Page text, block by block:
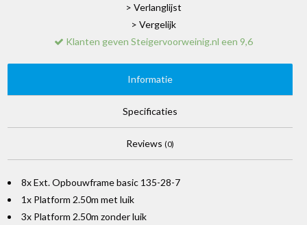
> Verlanglijst
> Vergelijk
Klanten geven Steigervoorweinig.nl een 9,6
Informatie
Specificaties
Reviews (0)
8x Ext. Opbouwframe basic 135-28-7
1x Platform 2.50m met luik
3x Platform 2.50m zonder luik